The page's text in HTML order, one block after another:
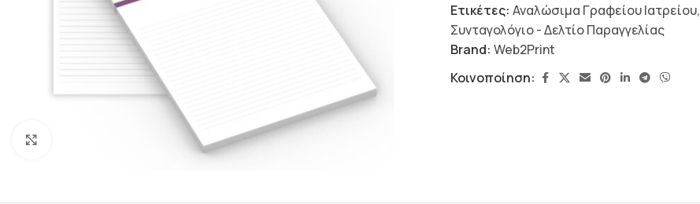
Ετικέτες: Αναλώσιμα Γραφείου Ιατρείου,
Συνταγολόγιο - Δελτίο Παραγγελίας
Brand:Web2Print
Κοινοποίηση: